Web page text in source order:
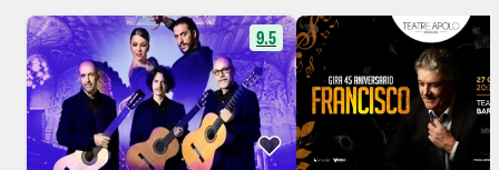
9.5